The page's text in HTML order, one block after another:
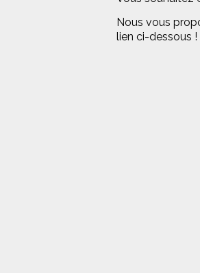
Nous vous
lien ci-dessous !